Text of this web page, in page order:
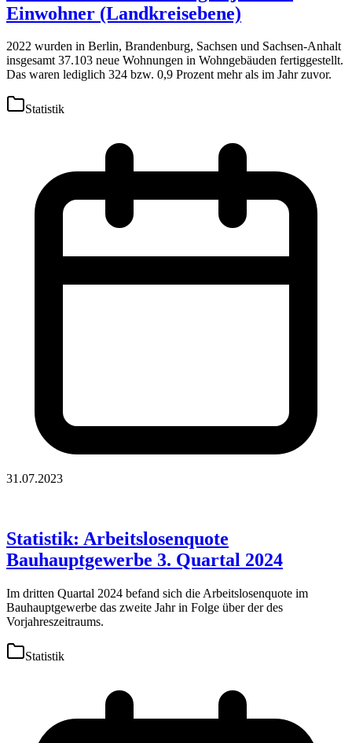
Einwohner (Landkreisebene)
2022 wurden in Berlin, Brandenburg, Sachsen und Sachsen-Anhalt
insgesamt 37.103 neue Wohnungen in Wohngebäuden fertiggestellt.
Das waren lediglich 324 bzw. 0,9 Prozent mehr als im Jahr zuvor.
Statistik
31.07.2023
Statistik: Arbeitslosenquote
Bauhauptgewerbe 3. Quartal 2024
Im dritten Quartal 2024 befand sich die Arbeitslosenquote im
Bauhauptgewerbe das zweite Jahr in Folge über der des
Vorjahreszeitraums.
Statistik